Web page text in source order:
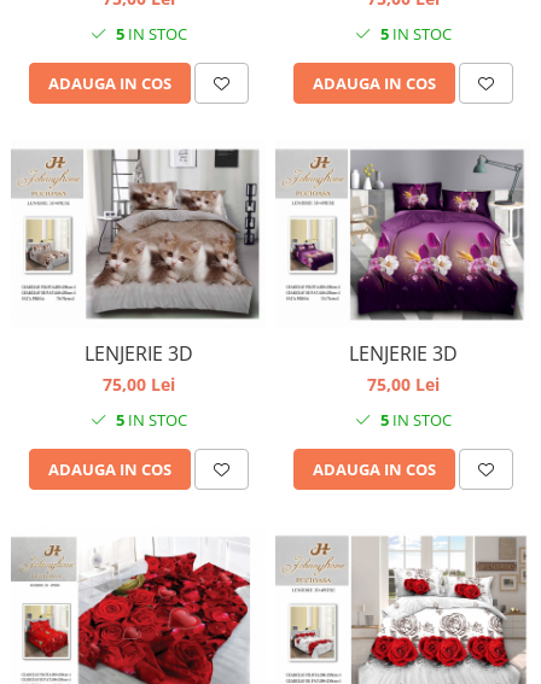
5IN STOC
ADAUGA IN COS
5IN STOC
ADAUGA IN COS
LENJERIE 3D
75,00 Lei
5IN STOC
ADAUGA IN COS
LENJERIE 3D
75,00 Lei
5IN STOC
ADAUGA IN COS